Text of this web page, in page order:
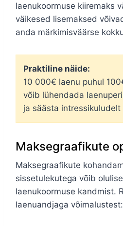
laenukoormuse kiiremaks
väikesed lisemaksed
anda märkimisväärse
Praktiline näide:
10 000€ laenu puhul
võib lühendada
ja säästa
Maksegraafikute
Maksegraafikute
sissetulekutega võib
laenukoormuse kandmist.
laenuandjaga võimalustest: